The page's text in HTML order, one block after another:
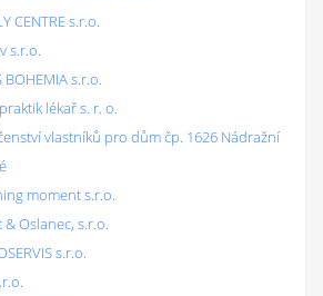
CENTRE s.r.o.
s.r.o.
BOHEMIA s.r.o.
lékař s. r. o.
vlastníků pro dům čp. 1626 Nádražní
moment s.r.o.
& Oslanec, s.r.o.
s.r.o.